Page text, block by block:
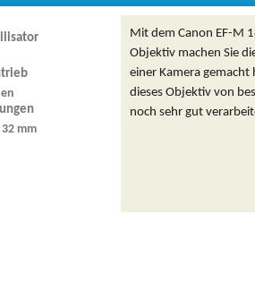
32 mm
Mit dem Canon EF-M
Objektiv machen Sie
einer Kamera gemacht
dieses Objektiv von
noch sehr gut